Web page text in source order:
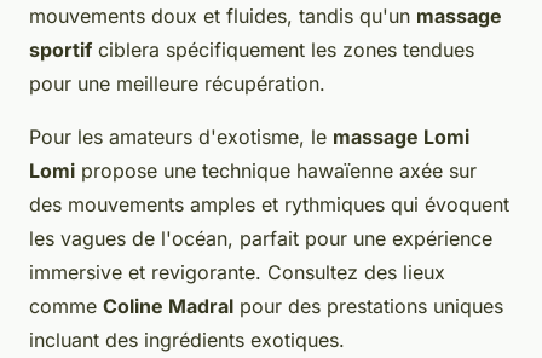
mouvements doux et fluides, tandis qu'un massage
sportif ciblera spécifiquement les zones tendues
pour une meilleure récupération.
Pour les amateurs d'exotisme, le massage Lomi
Lomi propose une technique hawaïenne axée sur
des mouvements amples et rythmiques qui évoquent
les vagues de l'océan, parfait pour une expérience
immersive et revigorante. Consultez des lieux
comme Coline Madral pour des prestations uniques
incluant des ingrédients exotiques.